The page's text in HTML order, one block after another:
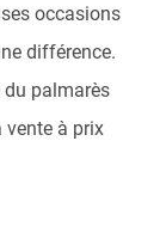
occasions
différence.
du palmarès
vente à prix